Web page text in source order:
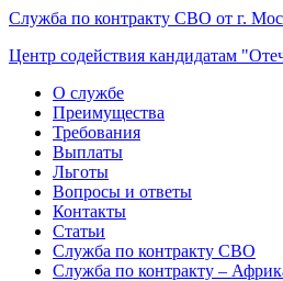
Служба по контракту СВО от г.
Центр содействия кандидатам
О службе
Преимущества
Требования
Выплаты
Льготы
Вопросы и ответы
Контакты
Статьи
Служба по контракту СВО
Служба по контракту –